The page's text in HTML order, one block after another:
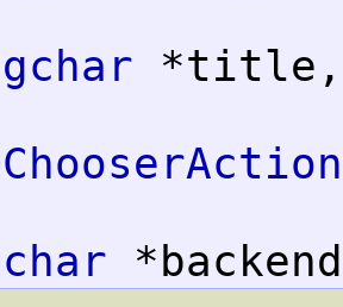
gchar *title,